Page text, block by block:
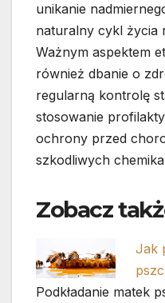
unikanie
naturalny cykl życia
Ważnym aspektem
również dbanie o
regularną kontrolę
stosowanie
ochrony przed
szkodliwych
Zobacz
Jak
Podkładanie matek